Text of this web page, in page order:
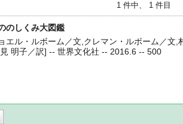
1 件中、 1 件目
のしくみ大図鑑
エル・ルボーム／文,クレマン・ルボーム／文
明子／訳] -- 世界文化社 -- 2016.6 -- 500